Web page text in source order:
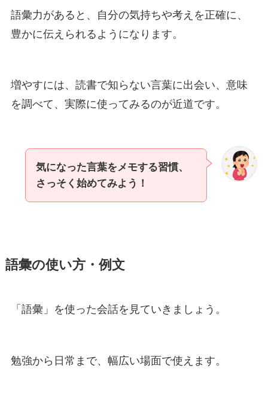
語彙力があると、自分の気持ちや考えを正確に、
豊かに伝えられるようになります。
増やすには、読書で知らない言葉に出会い、意味
を調べて、実際に使ってみるのが近道です。
気になった言葉をメモする習慣、
さっそく始めてみよう！
語彙の使い方・例文
「語彙」を使った会話を見ていきましょう。
勉強から日常まで、幅広い場面で使えます。